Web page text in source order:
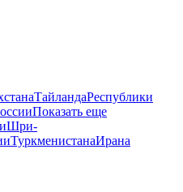
ТайландаРеспублики
Показать еще
Шри-
ТуркменистанаИрана